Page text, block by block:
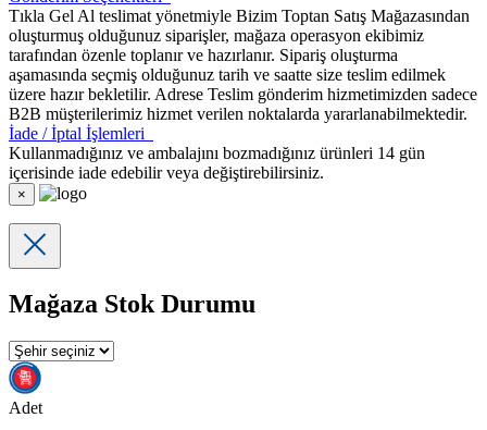
Tıkla Gel Al teslimat yönetmiyle Bizim Toptan Satış Mağazasından
oluşturmuş olduğunuz siparişler, mağaza operasyon ekibimiz
tarafından özenle toplanır ve hazırlanır. Sipariş oluşturma
aşamasında seçmiş olduğunuz tarih ve saatte size teslim edilmek
üzere hazır bekletilir. Adrese Teslim gönderim hizmetimizden sadece
B2B müşterilerimiz hizmet verilen noktalarda yararlanabilmektedir.
İade / İptal İşlemleri
Kullanmadığınız ve ambalajını bozmadığınız ürünleri 14 gün
içerisinde iade edebilir veya değiştirebilirsiniz.
×
Mağaza Stok Durumu
Adet